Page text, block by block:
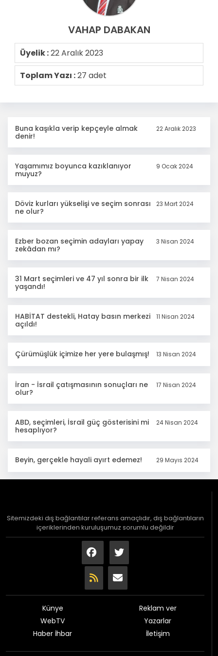
VAHAP DABAKAN
Üyelik :22 Aralık 2023
Toplam Yazı :27 adet
Buna kaşıkla verip kepçeyle almak
denir!
22 Aralık 2023
Yaşamımız boyunca kazıklanıyor
muyuz?
9 Ocak 2024
Döviz kurları yükselişi ve seçim sonrası
ne olur?
23 Mart 2024
Ezber bozan seçimin adayları yapay
zekâdan mı?
3 Nisan 2024
31 Mart seçimleri ve 47 yıl sonra bir ilk
yaşandı!
7 Nisan 2024
HABİTAT destekli, Hatay basın merkezi
açıldı!
11 Nisan 2024
Çürümüşlük içimize her yere bulaşmış! 13 Nisan 2024
İran - İsrail çatışmasının sonuçları ne
olur?
17 Nisan 2024
ABD, seçimleri, İsrail güç gösterisini mi
hesaplıyor?
24 Nisan 2024
Beyin, gerçekle hayali ayırt edemez! 29 Mayıs 2024
Sitemizdeki dış bağlantılar referans amaçlıdır, dış bağlantıların
içeriklerinden kuruluşumuz sorumlu değildir
Künye
WebTV
Haber İhbar
Reklam ver
Yazarlar
İletişim